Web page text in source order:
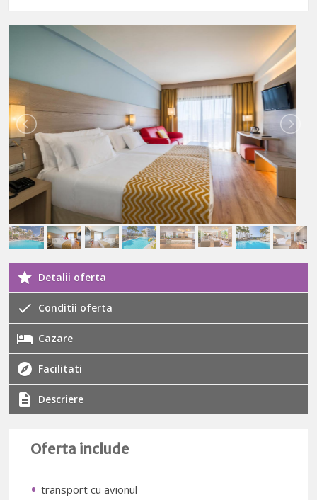
Detalii oferta
Conditii oferta
Cazare
Facilitati
Descriere
Oferta include
transport cu avionul